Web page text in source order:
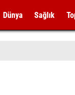
Dünya Sağlık